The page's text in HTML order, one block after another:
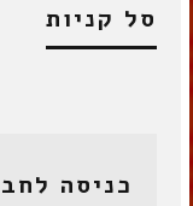
סל קניות
כניסה